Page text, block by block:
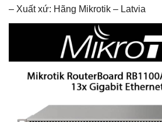
– Xuất xứ: Hãng Mikrotik – Latvia